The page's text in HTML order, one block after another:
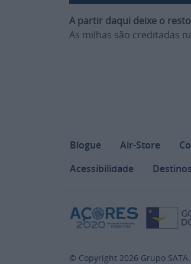
A partir daqui deixe o
As milhas são creditadas
Footer
Blogue Air-Store
Acessibilidade
Destinos
© Copyright 2026 Grupo